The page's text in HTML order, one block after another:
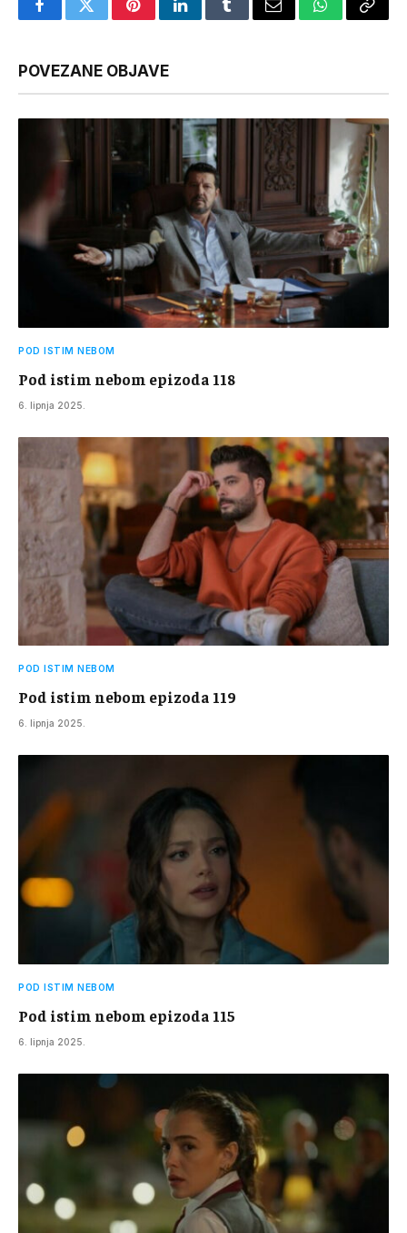
FacebookTwitterPinterestLinkedInTumblrEmail WhatsApp
Copy
POVEZANE OBJAVE
POD ISTIM NEBOM
Pod istim nebom epizoda 118
6. lipnja 2025.
POD ISTIM NEBOM
Pod istim nebom epizoda 119
6. lipnja 2025.
POD ISTIM NEBOM
Pod istim nebom epizoda 115
6. lipnja 2025.